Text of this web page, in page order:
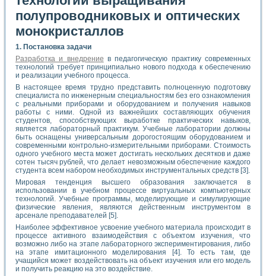
полупроводниковых и оптических
монокристаллов
1. Постановка задачи
Разработка и внедрение в педагогическую практику современных
технологий требует принципиально нового подхода к обеспечению
и реализации учебного процесса.
В настоящее время трудно представить полноценную подготовку
специалиста по инженерным специальностям без его ознакомления
с реальными приборами и оборудованием и получения навыков
работы с ними. Одной из важнейших составляющих обучения
студентов, способствующих выработке практических навыков,
является лабораторный практикум. Учебные лаборатории должны
быть оснащены универсальным дорогостоящим оборудованием и
современными контрольно-измерительными приборами. Стоимость
одного учебного места может достигать нескольких десятков и даже
сотен тысяч рублей, что делает невозможным обеспечение каждого
студента всем набором необходимых инструментальных средств [3].
Мировая тенденция высшего образования заключается в
использовании в учебном процессе виртуальных компьютерных
технологий. Учебные программы, моделирующие и симулирующие
физические явления, являются действенным инструментом в
арсенале преподавателей [5].
Наиболее эффективное усвоение учебного материала происходит в
процессе активного взаимодействия с объектом изучения, что
возможно либо на этапе лабораторного экспериментирования, либо
на этапе имитационного моделирования [4]. То есть там, где
учащийся может воздействовать на объект изучения или его модель
и получить реакцию на это воздействие.